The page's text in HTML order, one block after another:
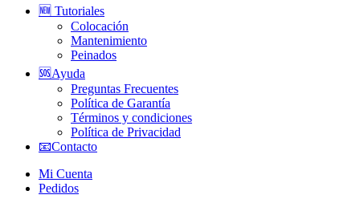
🆕 Tutoriales
Colocación
Mantenimiento
Peinados
🆘Ayuda
Preguntas Frecuentes
Política de Garantía
Términos y condiciones
Política de Privacidad
📧Contacto
Mi Cuenta
Pedidos